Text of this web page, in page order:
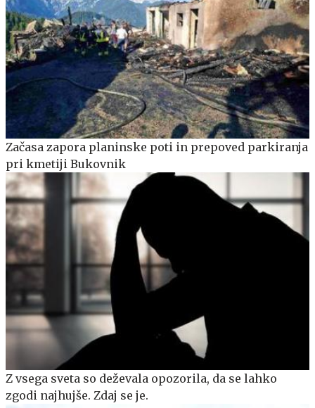
Začasa zapora planinske poti in prepoved parkiranja
pri kmetiji Bukovnik
Z vsega sveta so deževala opozorila, da se lahko
zgodi najhujše. Zdaj se je.